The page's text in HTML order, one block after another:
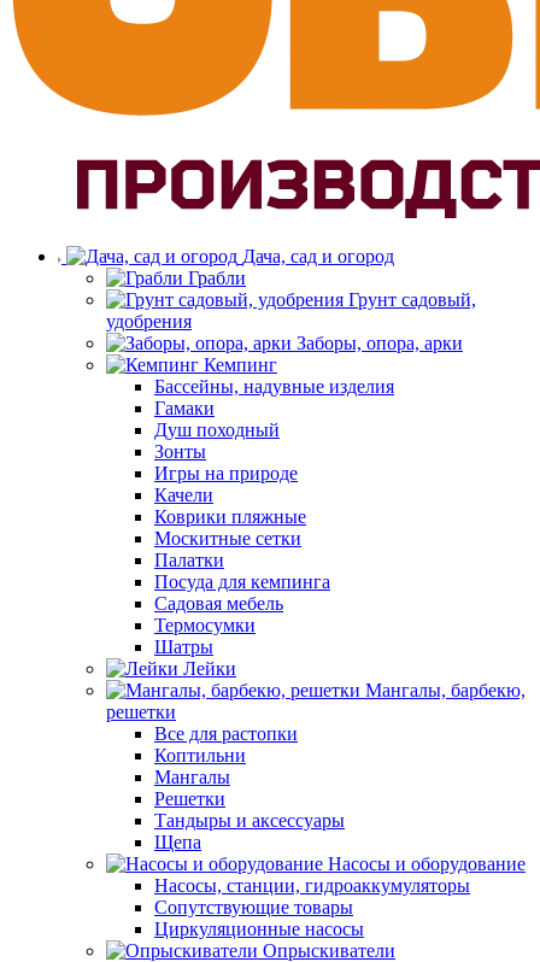
Дача, сад и огород
Грабли
Грунт садовый,
удобрения
Заборы, опора, арки
Кемпинг
Бассейны, надувные изделия
Гамаки
Душ походный
Зонты
Игры на природе
Качели
Коврики пляжные
Москитные сетки
Палатки
Посуда для кемпинга
Садовая мебель
Термосумки
Шатры
Лейки
Мангалы, барбекю,
решетки
Все для растопки
Коптильни
Мангалы
Решетки
Тандыры и аксессуары
Щепа
Насосы и оборудование
Насосы, станции, гидроаккумуляторы
Сопутствующие товары
Циркуляционные насосы
Опрыскиватели